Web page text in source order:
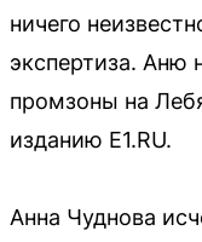
ничего
экспертиза. Аню
промзоны на
изданию Е1.RU.
Анна Чуднова